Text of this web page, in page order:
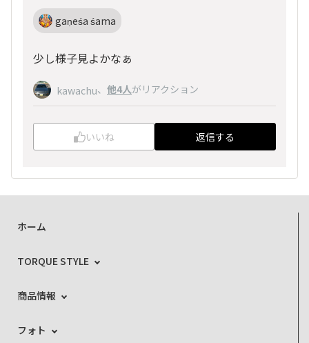
gaṇeśa śama
少し様子見よかなぁ
kawachu、 他4人がリアクション
いいね 返信する
ホーム
TORQUE STYLE
商品情報
フォト